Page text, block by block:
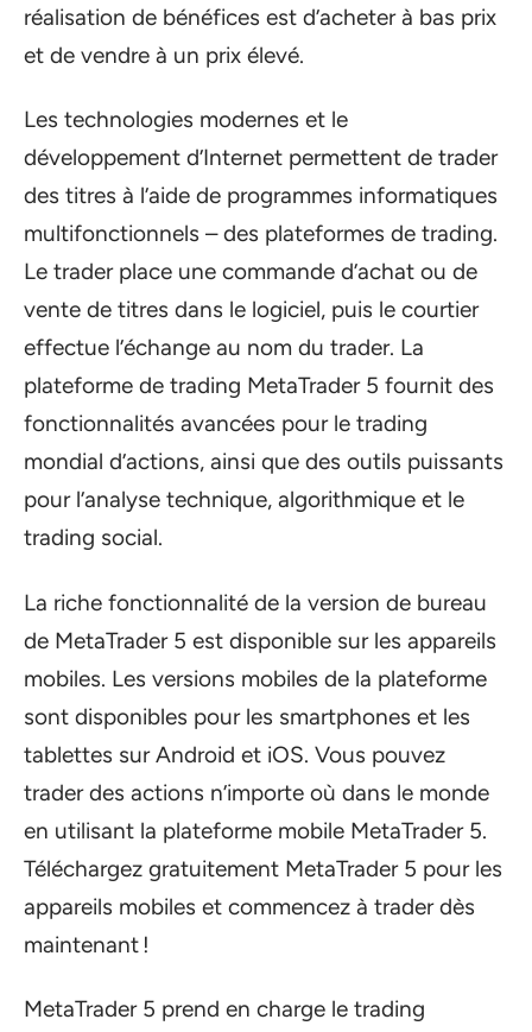
réalisation de bénéfices est d’acheter à bas prix
et de vendre à un prix élevé.
Les technologies modernes et le
développement d’Internet permettent de trader
des titres à l’aide de programmes informatiques
multifonctionnels – des plateformes de trading.
Le trader place une commande d’achat ou de
vente de titres dans le logiciel, puis le courtier
effectue l’échange au nom du trader. La
plateforme de trading MetaTrader 5 fournit des
fonctionnalités avancées pour le trading
mondial d’actions, ainsi que des outils puissants
pour l’analyse technique, algorithmique et le
trading social.
La riche fonctionnalité de la version de bureau
de MetaTrader 5 est disponible sur les appareils
mobiles. Les versions mobiles de la plateforme
sont disponibles pour les smartphones et les
tablettes sur Android et iOS. Vous pouvez
trader des actions n’importe où dans le monde
en utilisant la plateforme mobile MetaTrader 5.
Téléchargez gratuitement MetaTrader 5 pour les
appareils mobiles et commencez à trader dès
maintenant !
MetaTrader 5 prend en charge le trading